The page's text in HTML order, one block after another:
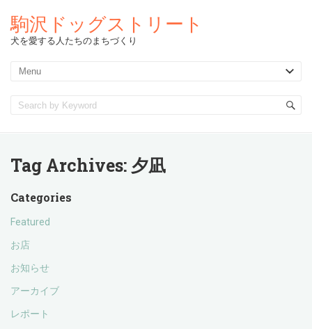
駒沢ドッグストリート
犬を愛する人たちのまちづくり
Tag Archives: 夕凪
Categories
Featured
お店
お知らせ
アーカイブ
レポート